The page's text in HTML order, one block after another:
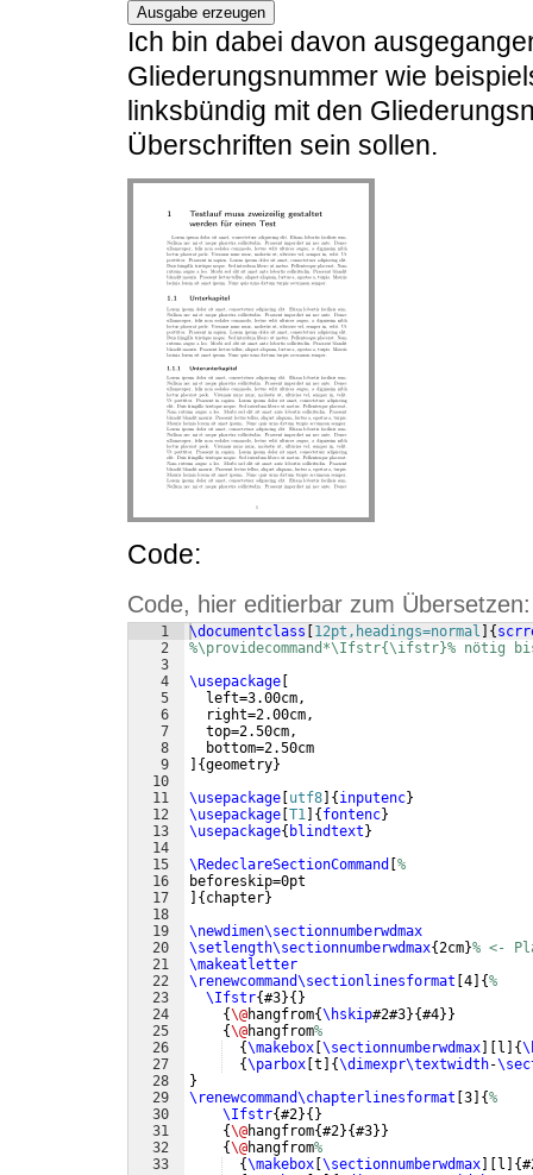
Ausgabe erzeugen
Ich bin dabei davon
Gliederungsnummer wie
linksbündig mit den
Überschriften sein sollen.
Code:
Code, hier editierbar zum Übersetzen:
1
2
3
4
5
6
7
8
9
10
11
12
13
14
15
16
17
18
19
20
21
22
23
24
25
26
27
28
29
30
31
32
33
\documentclass 12pt,headings=normal {
%\providecommand*\Ifstr{\ifstr}% nötig
\usepackage
  left=3.00cm,
  right=2.00cm,
  top=2.50cm,
  bottom=2.50cm
{geometry}
\usepackage utf8 { inputenc}
\usepackage T1 { fontenc}
\usepackage{ blindtext }
\RedeclareSectionCommand
%
beforeskip=0pt
{ chapter}
\newdimen\sectionnumberwdmax
\setlength\sectionnumberwdmax{2cm}% <-
\makeatletter
\renewcommand\sectionlinesformat 4 {%
\Ifstr{#3}{ }
{\@hangfrom{\hskip#2#3}{#4}}
{\@hangfrom%
{\makebox \sectionnumberwdmax l {
{\parbox t {\dimexpr\textwidth-
}
\renewcommand\chapterlinesformat 3 {%
\Ifstr{#2}{ }
{\@hangfrom{#2}{#3}}
{\@hangfrom%
{\makebox \sectionnumberwdmax l {